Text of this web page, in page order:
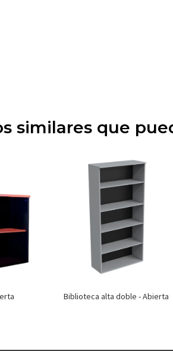
similares que
Biblioteca alta doble - Abierta